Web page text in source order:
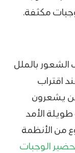
مكثفة.
الشعور بالملل
اقتراب
يشعرون
طويلة الأمد
من الأنظمة
الوجبات